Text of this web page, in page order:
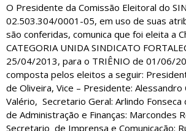
O Presidente da Comissão Eleitoral do
02.503.304/0001-05, em uso de suas
são conferidas, comunica que foi eleita a
CATEGORIA UNIDA SINDICATO
25/04/2013, para o TRIÊNIO de 01/06/
composta pelos eleitos a seguir:
de Oliveira, Vice – Presidente: Alessandro
Valério, Secretario Geral: Arlindo Fonseca
de Administração e Finanças: Marcondes
Secretario de Imprensa e Comunicação: